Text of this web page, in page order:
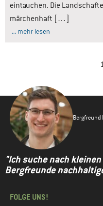
eintauchen. Die
märchenhaft […]
... mehr lesen
Bergfreund
"Ich suche nach
Bergfreunde
FOLGE UNS!